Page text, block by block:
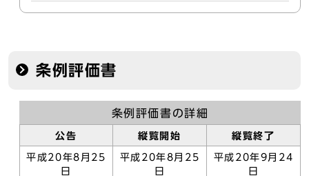
条例評価書
条例評価書の詳細
公告 縦覧開始 縦覧終了
平成20年8月25
日
平成20年8月25
日
平成20年9月24
日